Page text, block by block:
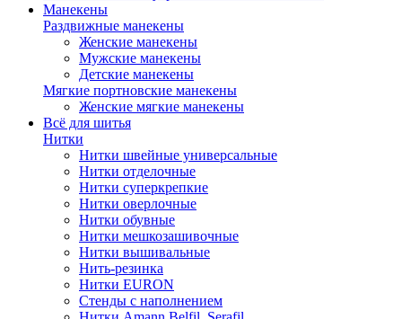
Манекены
Раздвижные манекены
Женские манекены
Мужские манекены
Детские манекены
Мягкие портновские манекены
Женские мягкие манекены
Всё для шитья
Нитки
Нитки швейные универсальные
Нитки отделочные
Нитки суперкрепкие
Нитки оверлочные
Нитки обувные
Нитки мешкозашивочные
Нитки вышивальные
Нить-резинка
Нитки EURON
Стенды с наполнением